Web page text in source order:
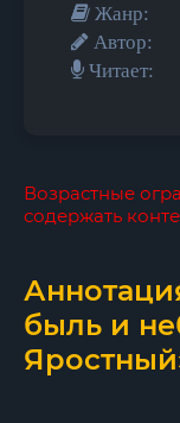
Жанр:
Автор:
Читает:
Возрастные
содержать
быль и